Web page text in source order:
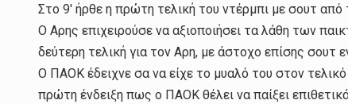
Στο 9′ ήρθε η πρώτη τελική του ντέρμπι με σουτ
Ο Αρης επιχειρούσε να αξιοποιήσει τα λάθη των
δεύτερη τελική για τον Αρη, με άστοχο επίσης σουτ
Ο ΠΑΟΚ έδειχνε σα να είχε το μυαλό του στον
πρώτη ένδειξη πως ο ΠΑΟΚ θέλει να παίξει